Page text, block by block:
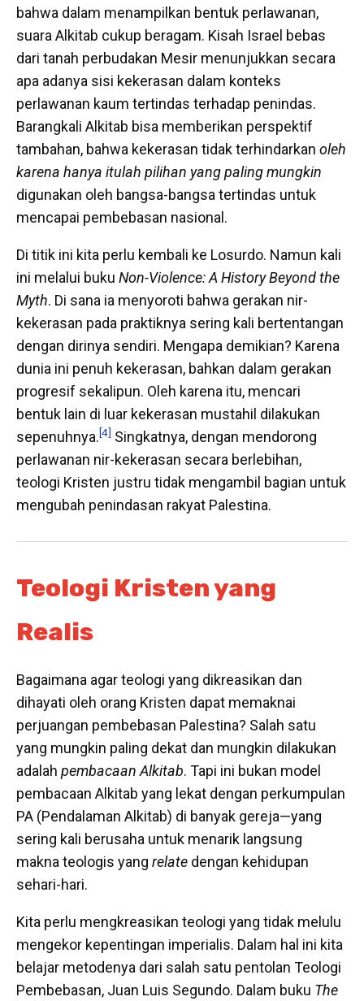
bahwa dalam menampilkan bentuk perlawanan,
suara Alkitab cukup beragam. Kisah Israel bebas
dari tanah perbudakan Mesir menunjukkan secara
apa adanya sisi kekerasan dalam konteks
perlawanan kaum tertindas terhadap penindas.
Barangkali Alkitab bisa memberikan perspektif
tambahan, bahwa kekerasan tidak terhindarkan oleh
karena hanya itulah pilihan yang paling mungkin
digunakan oleh bangsa-bangsa tertindas untuk
mencapai pembebasan nasional.
Di titik ini kita perlu kembali ke Losurdo. Namun kali
ini melalui buku Non-Violence: A History Beyond the
Myth. Di sana ia menyoroti bahwa gerakan nir-
kekerasan pada praktiknya sering kali bertentangan
dengan dirinya sendiri. Mengapa demikian? Karena
dunia ini penuh kekerasan, bahkan dalam gerakan
progresif sekalipun. Oleh karena itu, mencari
bentuk lain di luar kekerasan mustahil dilakukan
sepenuhnya.[4] Singkatnya, dengan mendorong
perlawanan nir-kekerasan secara berlebihan,
teologi Kristen justru tidak mengambil bagian untuk
mengubah penindasan rakyat Palestina.
Teologi Kristen yang
Realis
Bagaimana agar teologi yang dikreasikan dan
dihayati oleh orang Kristen dapat memaknai
perjuangan pembebasan Palestina? Salah satu
yang mungkin paling dekat dan mungkin dilakukan
adalah pembacaan Alkitab. Tapi ini bukan model
pembacaan Alkitab yang lekat dengan perkumpulan
PA (Pendalaman Alkitab) di banyak gereja—yang
sering kali berusaha untuk menarik langsung
makna teologis yang relate dengan kehidupan
sehari-hari.
Kita perlu mengkreasikan teologi yang tidak melulu
mengekor kepentingan imperialis. Dalam hal ini kita
belajar metodenya dari salah satu pentolan Teologi
Pembebasan, Juan Luis Segundo. Dalam buku The